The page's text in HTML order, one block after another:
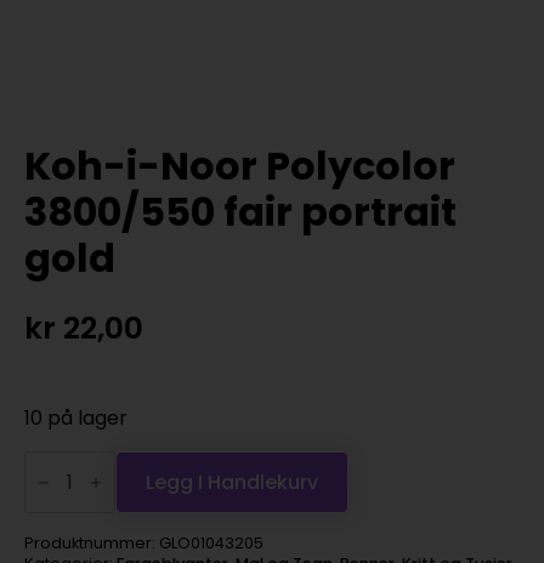
Koh-i-Noor Polycolor
3800/550 fair portrait
gold
kr 22,00
10 på lager
Noor
3800/550
fair
Legg I Handlekurv
Produktnummer: GLO01043205